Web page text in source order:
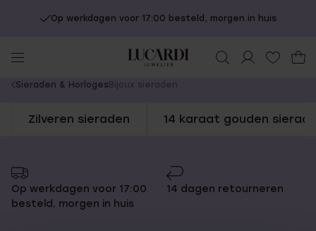
Op werkdagen voor 17:00 besteld, morgen in huis
You
here:
Sieraden & HorlogesBijoux sieraden
Zilveren sieraden 14 karaat gouden
Op werkdagen voor 17:00
besteld, morgen in huis
14 dagen retourneren